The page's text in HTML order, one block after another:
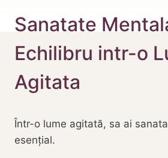
Sanatate
Echilibru intr-o
Agitata
Într-o lume agitată, sa ai
esențial.